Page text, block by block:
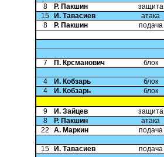
8 Р. Пакшин
защита
15
И. Тавасиев
атака
8
Р. Пакшин подача
7 П. Крсманович блок
4 И. Кобзарь
блок
4
И. Кобзарь блок
9 И. Зайцев
защита
8
Р. Пакшин
атака
22
А. Маркин подача
15 И. Тавасиев подача